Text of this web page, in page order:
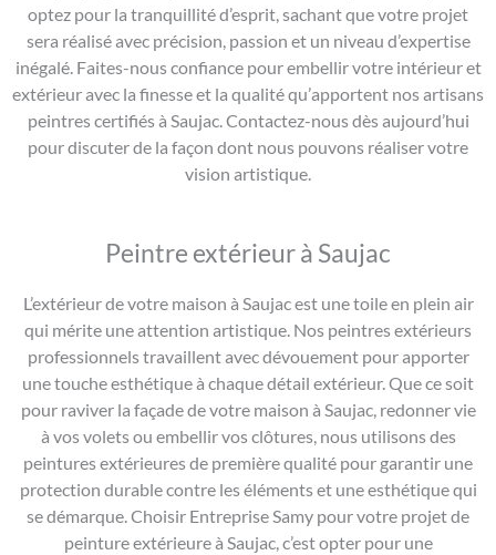
optez pour la tranquillité d’esprit, sachant que votre projet
sera réalisé avec précision, passion et un niveau d’expertise
inégalé. Faites-nous confiance pour embellir votre intérieur et
extérieur avec la finesse et la qualité qu’apportent nos artisans
peintres certifiés à Saujac. Contactez-nous dès aujourd’hui
pour discuter de la façon dont nous pouvons réaliser votre
vision artistique.
Peintre extérieur à Saujac
L’extérieur de votre maison à Saujac est une toile en plein air
qui mérite une attention artistique. Nos peintres extérieurs
professionnels travaillent avec dévouement pour apporter
une touche esthétique à chaque détail extérieur. Que ce soit
pour raviver la façade de votre maison à Saujac, redonner vie
à vos volets ou embellir vos clôtures, nous utilisons des
peintures extérieures de première qualité pour garantir une
protection durable contre les éléments et une esthétique qui
se démarque. Choisir Entreprise Samy pour votre projet de
peinture extérieure à Saujac, c’est opter pour une